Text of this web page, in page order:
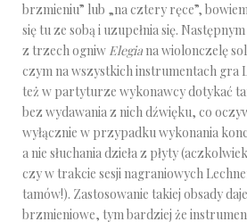
brzmieniu” lub „na cztery ręce”,
się tu ze sobą i uzupełnia się.
z trzech ogniw Elegia na wiolonczelę
czym na wszystkich instrumentach gra
też w partyturze wykonawcy dotykać
bez wydawania z nich dźwięku, co
wyłącznie w przypadku wykonania
a nie słuchania dzieła z płyty
czy w trakcie sesji nagraniowych
tamów!). Zastosowanie takiej obsady
brzmieniowe, tym bardziej że